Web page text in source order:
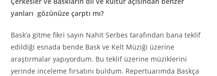
yanları gözünüze çarptı mı?
Bask’a gitme fikri sayın Nahit Serbes tarafından bana teklif
edildiği esnada bende Bask ve Kelt Müziği üzerine
araştırmalar yapıyordum. Bu teklif üzerine müziklerini
yerinde inceleme fırsatını buldum. Repertuarımda Baskça